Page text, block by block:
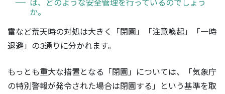
は、どのような安全管理を行っているのでしょう
か。
雷など荒天時の対処は大きく「閉園」「注意喚起」「一時
退避」の3通りに分かれます。
もっとも重大な措置となる「閉園」については、「気象庁
の特別警報が発令された場合は閉園する」という基準を取